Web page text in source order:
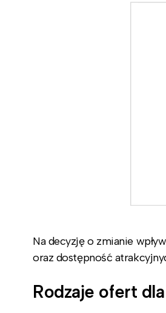
Na decyzję o zmianie
oraz dostępność
Rodzaje ofert